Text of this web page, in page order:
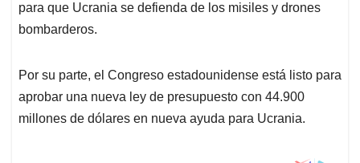
para que Ucrania se defienda de los misiles y drones
bombarderos.
Por su parte, el Congreso estadounidense está listo para
aprobar una nueva ley de presupuesto con 44.900
millones de dólares en nueva ayuda para Ucrania.